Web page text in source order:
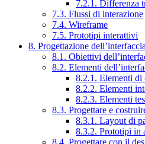
7.2.1. Differenza
7.3. Flussi di interazione
7.4. Wireframe
7.5. Prototipi interattivi
8. Progettazione dell’interfaccia
8.1. Obiettivi
8.2. Elementi
8.2.1. Elementi di
8.2.2. Elementi
8.2.3. Elementi
8.3. Progettare e
8.3.1. Layout di
8.3.2. Prototipi in
8.4. Progettare con il